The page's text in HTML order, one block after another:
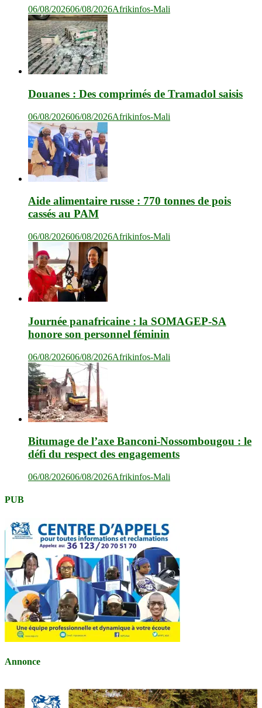
06/08/202606/08/2026Afrikinfos-Mali
Douanes : Des comprimés de Tramadol saisis
06/08/202606/08/2026Afrikinfos-Mali
Aide alimentaire russe : 770 tonnes de pois
cassés au PAM
06/08/202606/08/2026Afrikinfos-Mali
Journée panafricaine : la SOMAGEP-SA
honore son personnel féminin
06/08/202606/08/2026Afrikinfos-Mali
Bitumage de l’axe Banconi-Nossombougou : le
défi du respect des engagements
06/08/202606/08/2026Afrikinfos-Mali
PUB
Annonce